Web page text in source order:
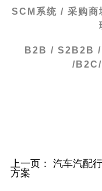
SCM系统 / 采购
B2B / S2B2B
/B2C/
上一页： 汽车汽配
方案